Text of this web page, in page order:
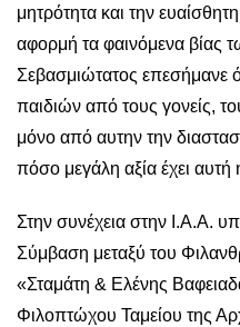
μητρότητα και την
αφορμή τα φαινόμενα βίας
Σεβασμιώτατος επεσήμανε
παιδιών από τους γονείς,
μόνο από αυτην την
πόσο μεγάλη αξία έχει
Στην συνέχεια στην Ι.Α.Α.
Σύμβαση μεταξύ του
«Σταμάτη & Ελένης
Φιλοπτώχου Ταμείου της